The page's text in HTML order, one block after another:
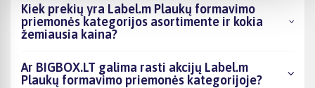
Kiek prekių yra Label.m Plaukų formavimo
priemonės kategorijos asortimente ir kokia
žemiausia kaina?
Ar BIGBOX.LT galima rasti akcijų Label.m
Plaukų formavimo priemonės kategorijoje?